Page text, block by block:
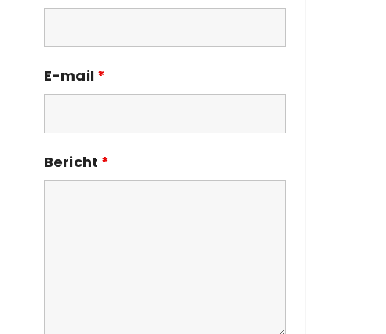
E-mail *
Bericht *